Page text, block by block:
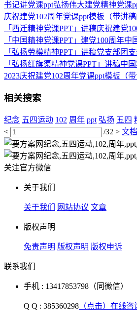
书记讲党课ppt弘扬伟大建党精神党课
庆祝建党102周年党课ppt模板（带讲
「西迁精神党课PPT」讲稿庆祝建党
「中国精神党课PPT」建党100周年
「弘扬劳模精神PPT」讲稿党支部团
「弘扬红旗渠精神党课PPT」讲稿中
2023庆祝建党102周年党课ppt模板（
相关搜索
纪念 五四运动 102 周年 ppt 弘扬 五四
<
/32 > 文
关注官方微信
关于我们
关于我们 网站协议 文章
版权声明
免责声明 版权声明 版权申诉
联系我们
手机 : 13417853798（同微信）
Q Q : 385360298 （点击）在线咨